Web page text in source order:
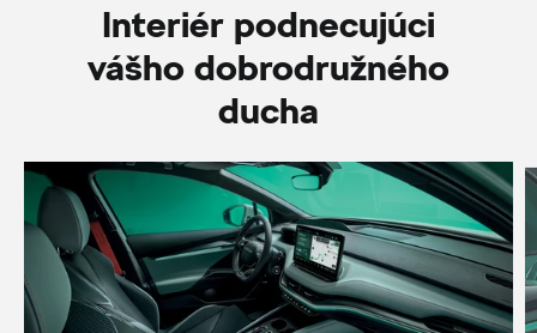
Interiér podnecujúci
vášho dobrodružného
ducha